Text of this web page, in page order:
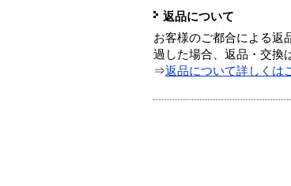
返品について
お客様のご都合による返
過した場合、返品・交換
⇒返品について詳しくは